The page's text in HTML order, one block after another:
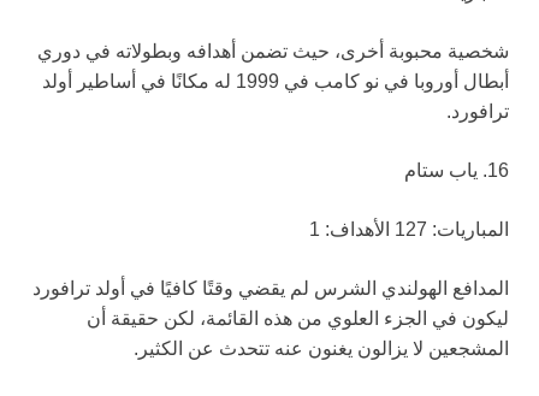
شخصية محبوبة أخرى، حيث تضمن أهدافه وبطولاته في دوري
أبطال أوروبا في نو كامب في 1999 له مكانًا في أساطير أولد
ترافورد.
16. ياب ستام
المباريات: 127 الأهداف: 1
المدافع الهولندي الشرس لم يقضي وقتًا كافيًا في أولد ترافورد
ليكون في الجزء العلوي من هذه القائمة، لكن حقيقة أن
المشجعين لا يزالون يغنون عنه تتحدث عن الكثير.